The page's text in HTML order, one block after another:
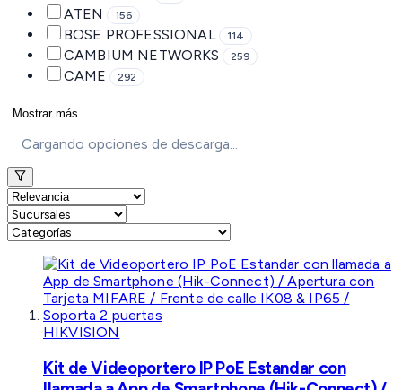
ATEN 156
BOSE PROFESSIONAL 114
CAMBIUM NETWORKS 259
CAME 292
Mostrar más
Cargando opciones de descarga...
HIKVISION
Kit de Videoportero IP PoE Estandar con